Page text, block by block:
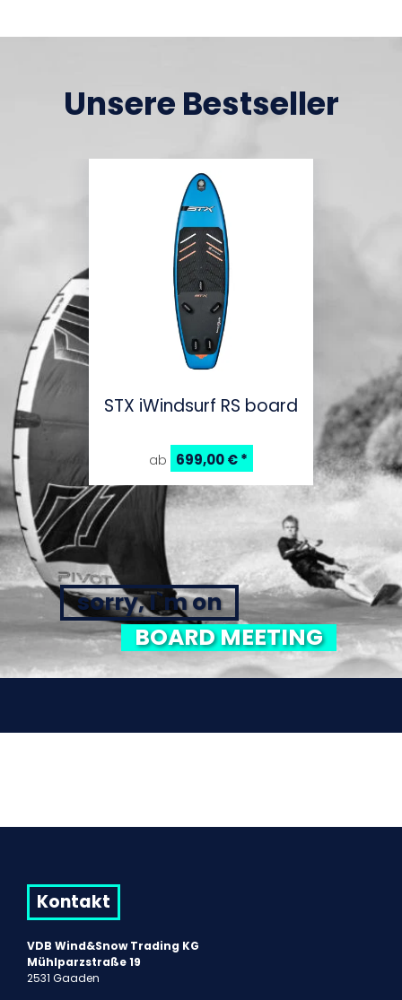
Unsere Bestseller
STX iWindsurf RS board
ab 699,00 €*
sorry, I`m on
BOARD MEETING
Kontakt
VDB Wind&Snow Trading KG
Mühlparzstraße 19
2531 Gaaden